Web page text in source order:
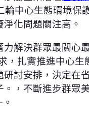
中心生態環境
化問題關注高。
解決群眾最關心
，扎實推進中心
討安排，決定在
，不斷進步群眾